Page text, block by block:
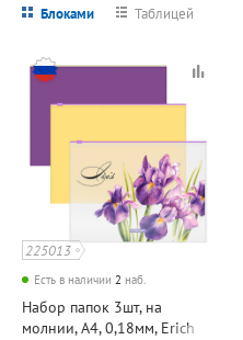
Блоками
Таблицей
225013
Есть в наличии 2 наб.
Набор папок 3шт, на
молнии, А4, 0,18мм, Erich